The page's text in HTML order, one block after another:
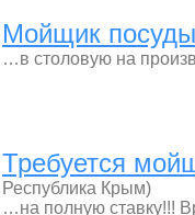
Мойщик посуды
…в столовую на
Требуется
Республика Крым)
…на полную ставку!!!